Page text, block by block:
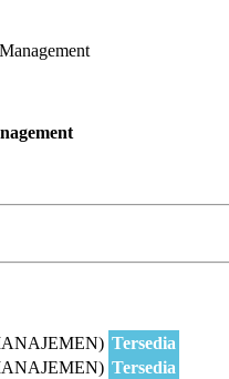
Tersedia
Tersedia